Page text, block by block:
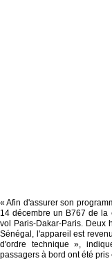
« Afin d'assurer son
14 décembre un B767 de la
vol Paris-Dakar-Paris. Deux
Sénégal, l'appareil est
d'ordre technique »,
passagers à bord ont été